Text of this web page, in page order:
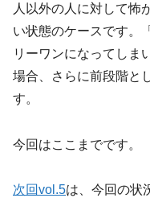
人以外の人に対して怖
い状態のケースです。
リーワンになってし
場合、さらに前段階と
す。
今回はここまでです。
次回vol.5は、今回の状